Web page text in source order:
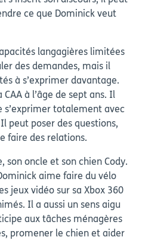
ce que Dominick veut
langagières limitées
des demandes, mais il
à s’exprimer davantage.
à l’âge de sept ans. Il
s’exprimer totalement avec
peut poser des questions,
faire des relations.
son oncle et son chien Cody.
aime faire du vélo
jeux vidéo sur sa Xbox 360
Il a aussi un sens aigu
aux tâches ménagères
promener le chien et aider